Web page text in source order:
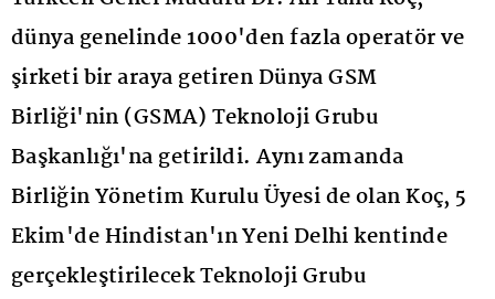
dünya genelinde 1000'den fazla operatör ve
şirketi bir araya getiren Dünya GSM
Birliği'nin (GSMA) Teknoloji Grubu
Başkanlığı'na getirildi. Aynı zamanda
Birliğin Yönetim Kurulu Üyesi de olan Koç, 5
Ekim'de Hindistan'ın Yeni Delhi kentinde
gerçekleştirilecek Teknoloji Grubu